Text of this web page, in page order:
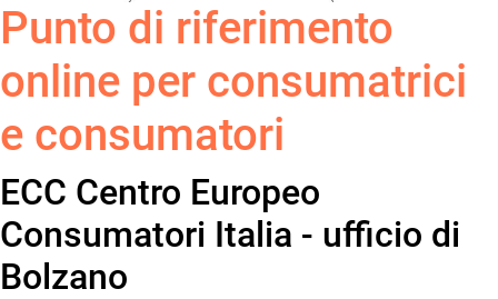
Punto di riferimento
online per consumatrici
e consumatori
ECC Centro Europeo
Consumatori Italia - ufficio di
Bolzano